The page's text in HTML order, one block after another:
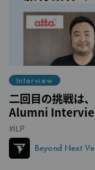
Interview
二回目の挑戦は
Alumni
ILP
Beyond Next